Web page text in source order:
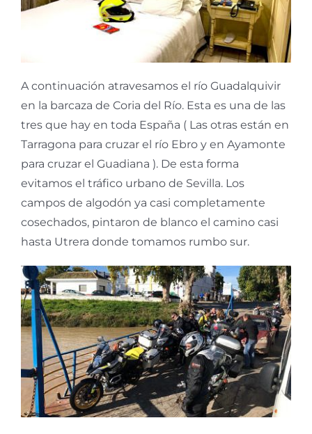
A continuación atravesamos el río Guadalquivir
en la barcaza de Coria del Río. Esta es una de las
tres que hay en toda España ( Las otras están en
Tarragona para cruzar el río Ebro y en Ayamonte
para cruzar el Guadiana ). De esta forma
evitamos el tráfico urbano de Sevilla. Los
campos de algodón ya casi completamente
cosechados, pintaron de blanco el camino casi
hasta Utrera donde tomamos rumbo sur.